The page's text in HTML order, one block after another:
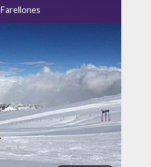
Farellones